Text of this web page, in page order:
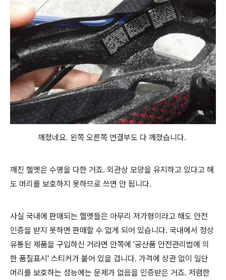
깨졌네요. 왼쪽 오른쪽 연결부도 다 깨졌습니다.
깨진 헬멧은 수명을 다한 거죠. 외관상 모양을 유지하고 있다고 해
도 머리를 보호하지 못하므로 쓰면 안 됩니다.
사실 국내에 판매되는 헬멧들은 아무리 저가형이라고 해도 안전
인증을 받지 못하면 판매할 수 없게 되어 있습니다. 국내에서 정상
유통된 제품을 구입하신 거라면 안쪽에 '공산품 안전관리법에 의
한 품질표시' 스티커가 붙어 있을 겁니다. 가격에 상관 없이 일단
머리를 보호하는 성능에는 문제가 없음을 인증받은 거죠. 저렴한